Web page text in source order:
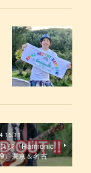
15:11
ジ『Harmonic
』東京＆名古